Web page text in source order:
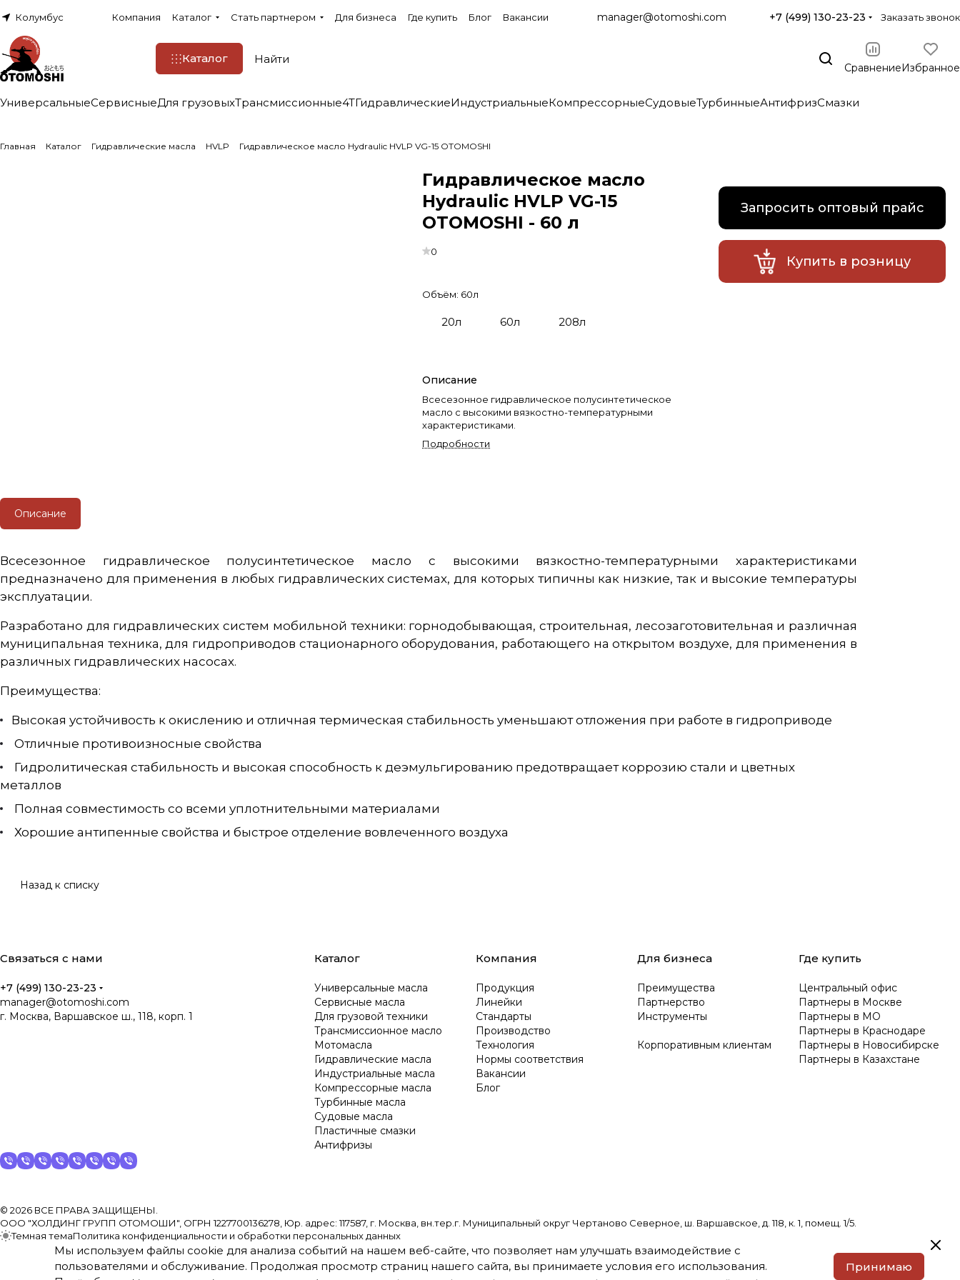
Колумбус Компания Каталог Стать партнером Для бизнеса Где купить Блог Вакансии manager@otomoshi.com +7 (499) 130-23-23 Заказать звонок
Каталог
СравнениеИзбранное
УниверсальныеСервисныеДля грузовыхТрансмиссионные4TГидравлическиеИндустриальныеКомпрессорныеСудовыеТурбинныеАнтифризСмазки
Главная Каталог Гидравлические масла HVLP Гидравлическое масло Hydraulic HVLP VG-15 OTOMOSHI
Гидравлическое масло
Hydraulic HVLP VG-15
OTOMOSHI - 60 л
0
Объём: 60л
20л 60л 208л
Описание
Всесезонное гидравлическое полусинтетическое
масло с высокими вязкостно-температурными
характеристиками.
Подробности
Запросить оптовый прайс
Купить в розницу
Описание
Всесезонное гидравлическое полусинтетическое масло с высокими вязкостно-температурными характеристиками
предназначено для применения в любых гидравлических системах, для которых типичны как низкие, так и высокие температуры
эксплуатации.
Разработано для гидравлических систем мобильной техники: горнодобывающая, строительная, лесозаготовительная и различная
муниципальная техника, для гидроприводов стационарного оборудования, работающего на открытом воздухе, для применения в
различных гидравлических насосах.
Преимущества:
Высокая устойчивость к окислению и отличная термическая стабильность уменьшают отложения при работе в гидроприводе
Отличные противоизносные свойства
Гидролитическая стабильность и высокая способность к деэмульгированию предотвращает коррозию стали и цветных
металлов
Полная совместимость со всеми уплотнительными материалами
Хорошие антипенные свойства и быстрое отделение вовлеченного воздуха
Назад к списку
Связаться с нами
+7 (499) 130-23-23
manager@otomoshi.com
г. Москва, Варшавское ш., 118, корп. 1
Каталог
Универсальные масла
Сервисные масла
Для грузовой техники
Трансмиссионное масло
Мотомасла
Гидравлические масла
Индустриальные масла
Компрессорные масла
Турбинные масла
Судовые масла
Пластичные смазки
Антифризы
Компания
Продукция
Линейки
Стандарты
Производство
Технология
Нормы соответствия
Вакансии
Блог
Для бизнеса
Преимущества
Партнерство
Инструменты
Корпоративным клиентам
Где купить
Центральный офис
Партнеры в Москве
Партнеры в МО
Партнеры в Краснодаре
Партнеры в Новосибирске
Партнеры в Казахстане
© 2026 ВСЕ ПРАВА ЗАЩИЩЕНЫ.
ООО "ХОЛДИНГ ГРУПП ОТОМОШИ", ОГРН 1227700136278, Юр. адрес: 117587, г. Москва, вн.тер.г. Муниципальный округ Чертаново Северное, ш. Варшавское, д. 118, к. 1, помещ. 1/5.
Темная темаПолитика конфиденциальности и обработки персональных данных
Мы используем файлы cookie для анализа событий на нашем веб-сайте, что позволяет нам улучшать взаимодействие с
пользователями и обслуживание. Продолжая просмотр страниц нашего сайта, вы принимаете условия его использования.
Принимаю